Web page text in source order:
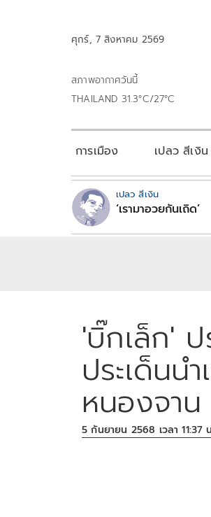
ศุกร์, 7 สิงหาคม 2569
สภาพอากาศวันนี้
THAILAND 31.3°C/27°C
การเมือง เปลว สีเงิน
เปลว สีเงิน
‘เรามาอวยกันเถิด’
'บิ๊กเล็ก'
ประเด็นน
หนองจาน
5 กันยายน 2568 เวลา 11:37